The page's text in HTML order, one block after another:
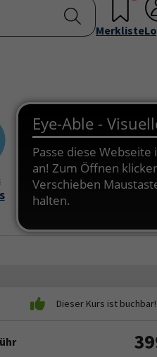
for "Programm"Submenu for
Service & Info
Merkliste
Onlinekurse